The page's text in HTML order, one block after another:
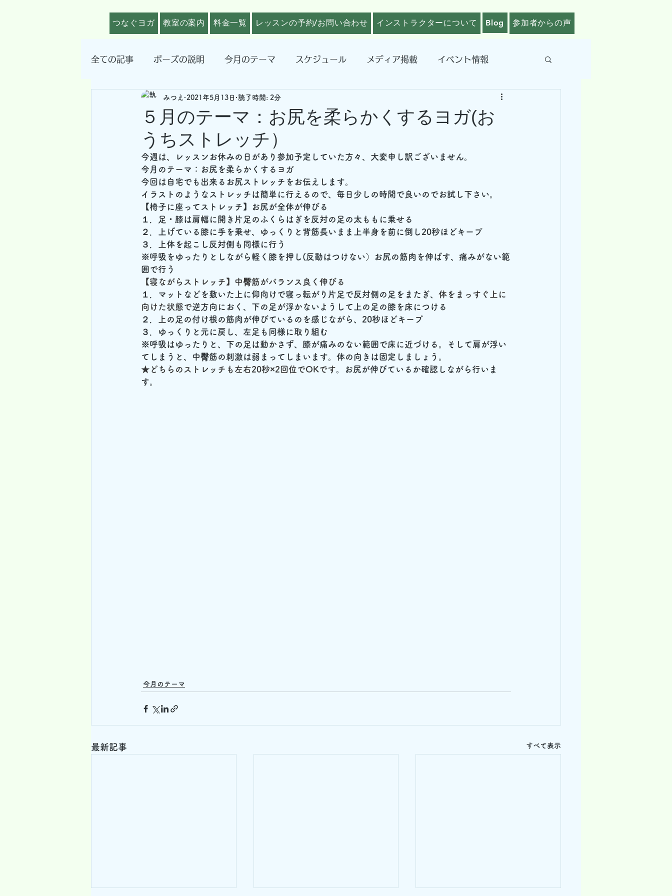
つなぐヨガ 教室の案内 料金一覧 レッスンの予約/お問い合わせ インストラクターについて Blog 参加者からの声
全ての記事 ポーズの説明 今月のテーマ スケジュール メディア掲載 イベント情報
５月のテーマ：お尻を柔らかくするヨガ(お
うちストレッチ）
みつえ 2021年5月13日 読了時間: 2分
今週は、レッスンお休みの日があり参加予定していた方々、大変申し訳ございません。
今月のテーマ：お尻を柔らかくするヨガ
今回は自宅でも出来るお尻ストレッチをお伝えします。
イラストのようなストレッチは簡単に行えるので、毎日少しの時間で良いのでお試し下さい。
【椅子に座ってストレッチ】お尻が全体が伸びる
１．足・膝は肩幅に開き片足のふくらはぎを反対の足の太ももに乗せる
２．上げている膝に手を乗せ、ゆっくりと背筋長いまま上半身を前に倒し20秒ほどキープ
３．上体を起こし反対側も同様に行う
※呼吸をゆったりとしながら軽く膝を押し(反動はつけない）お尻の筋肉を伸ばす、痛みがない範
囲で行う
【寝ながらストレッチ】中臀筋がバランス良く伸びる
１．マットなどを敷いた上に仰向けで寝っ転がり片足で反対側の足をまたぎ、 体をまっすぐ上に
向けた状態で逆方向におく、下の足が浮かないようして上の足の膝を床につける
２．上の足の付け根の筋肉が伸びているのを感じながら、20秒ほどキープ
３．ゆっくりと元に戻し、左足も同様に取り組む
※呼吸はゆったりと、下の足は動かさず、膝が痛みのない範囲で床に近づける。そして肩が浮い
てしまうと、中臀筋の刺激は弱まってしまいます。体の向きは固定しましょう。
★どちらのストレッチも左右20秒×2回位でOKです。お尻が伸びているか確認しながら行いま
す。
今月のテーマ
最新記事 すべて表示